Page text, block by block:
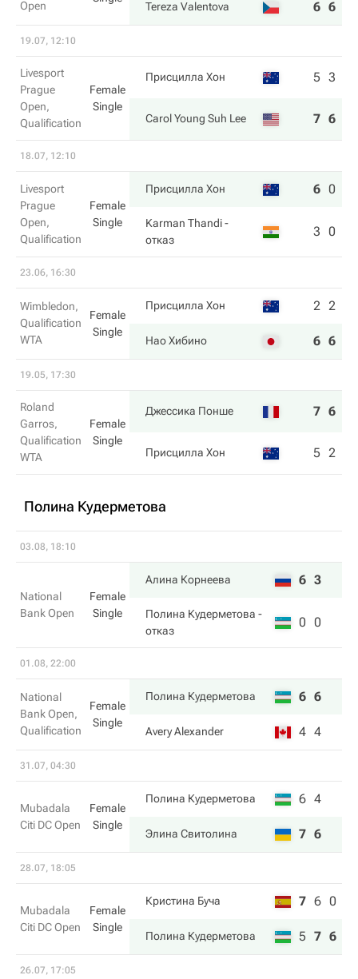
Open
Tereza Valentova 6 6
19.07, 12:10
Livesport
Prague
Open,
Qualification
Female
Single
Присцилла Хон 5 3
Carol Young Suh Lee 7 6
18.07, 12:10
Livesport
Prague
Open,
Qualification
Female
Single
Присцилла Хон 6 0
Karman Thandi-
отказ
3 0
23.06, 16:30
Wimbledon,
Qualification
WTA
Female
Single
Присцилла Хон 2 2
Нао Хибино 6 6
19.05, 17:30
Roland
Garros,
Qualification
WTA
Female
Single
Джессика Понше 7 6
Присцилла Хон 5 2
Полина Кудерметова
03.08, 18:10
National
Bank Open
Female
Single
Алина Корнеева 6 3
Полина Кудерметова -
отказ
0 0
01.08, 22:00
National
Bank Open,
Qualification
Female
Single
Полина Кудерметова 6 6
Avery Alexander 4 4
31.07, 04:30
Mubadala
Citi DC Open
Female
Single
Полина Кудерметова 6 4
Элина Свитолина 7 6
28.07, 18:05
Mubadala
Citi DC Open
Female
Single
Кристина Буча 7 6 0
Полина Кудерметова 5 7 6
26.07, 17:05